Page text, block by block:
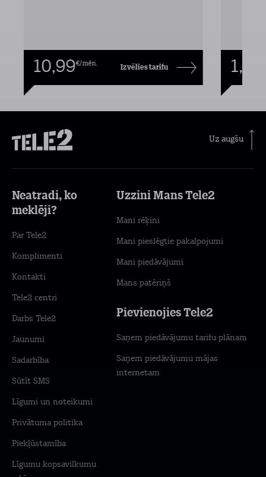
10,99€/mēn. Izvēlies tarifu 1,00
Uz augšu
Neatradi, ko
meklēji?
Par Tele2
Komplimenti
Kontakti
Tele2 centri
Darbs Tele2
Jaunumi
Sadarbība
Sūtīt SMS
Līgumi un noteikumi
Privātuma politika
Piekļūstamība
Līgumu kopsavilkumu
Uzzini Mans Tele2
Mani rēķini
Mani pieslēgtie pakalpojumi
Mani piedāvājumi
Mans patēriņš
Pievienojies Tele2
Saņem piedāvājumu tarifu plānam
Saņem piedāvājumu mājas
internetam